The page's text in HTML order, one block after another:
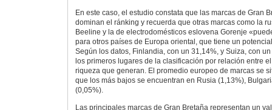
En este caso, el estudio constata que las marcas de Gran
dominan el ránking y recuerda que otras marcas como la
Beeline y la de electrodomésticos eslovena Gorenje
para otros países de Europa oriental, que tiene un
Según los datos, Finlandia, con un 31,14%, y Suiza, con
los primeros lugares de la clasificación por relación entre
riqueza que generan. El promedio europeo de marcas se
que los más bajos se encuentran en Rusia (1,13%),
(0,05%).
Las principales marcas de Gran Bretaña representan un